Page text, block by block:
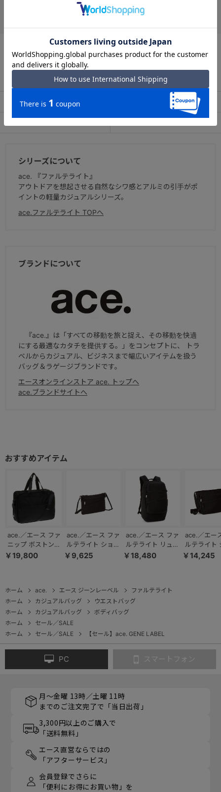
この商品について問い合わせる
出荷・配送について 返品・交換について
シリーズについて
ace. 『ファルテライト』
アウトドアを想起させる自然なシワ感とアルミの引手がポ
イントの軽量カジュアルシリーズ。
ace.ファルテライト TOPへ
ブランドについて
『ace.』は「すべての移動を旅と捉え、その移動を快適
にする最適なカタチを提供する。」をコンセプトに、 トラ
ベルからカジュアル、ビジネスまで幅広いアイテムを扱う
バッグ＆ラゲージブランドです。
エースオンラインストア ace. トップへ
ace.ブランドサイトへ
ace.／エース ファ
ニップ ボストンバ
ッグ Lサイズ
￥19,800
ace.／エース ファ
ルテライト ショル
ダーバッグ 横型
￥9,625
ace.／エース ファ
ルテライト リュッ
ク B4ファイル
￥18,480
ace.／エー
ルテライト
ダーバッグ
￥14,245
ホーム ace. エース ジーンレーベル
ファルテライト
ホーム
カジュアルバッグ
ウエストバッグ
ホーム
カジュアルバッグ
ボディバッグ
ホーム
セール／SALE
ホーム
セール／SALE 【セール】ace. GENE LABEL
PC スマートフォン
月～金曜 13時／土曜 11時
までのご注文完了で「当日出荷」
3,300円以上のご購入で
「送料無料」
エース直営ならではの
「アフターサービス」
会員登録でさらに
「便利にお得にお買い物」を